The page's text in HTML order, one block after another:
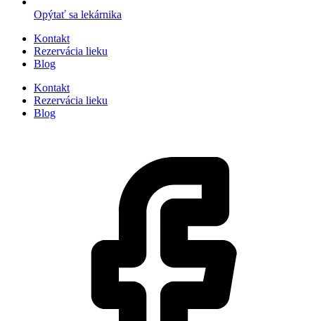
Opýtať sa lekárnika
Kontakt
Rezervácia lieku
Blog
Kontakt
Rezervácia lieku
Blog